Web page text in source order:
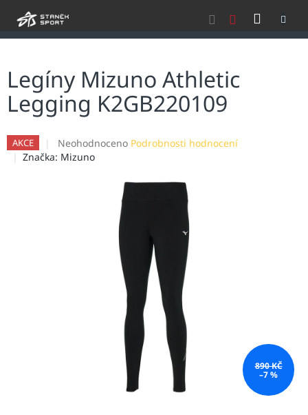
Legíny Mizuno Athletic
Legging K2GB220109
AKCE
Průměrné
hodnocení
Neohodnoceno Podrobnosti hodnocení
Značka: Mizuno
890 KČ
–7 %